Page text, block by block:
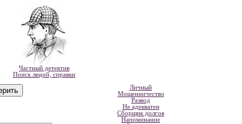
Частный детектив
Поиск людей, справки
Личный
Мошенничество
Развод
Не адекватен
Сборщик долгов
Напоминание